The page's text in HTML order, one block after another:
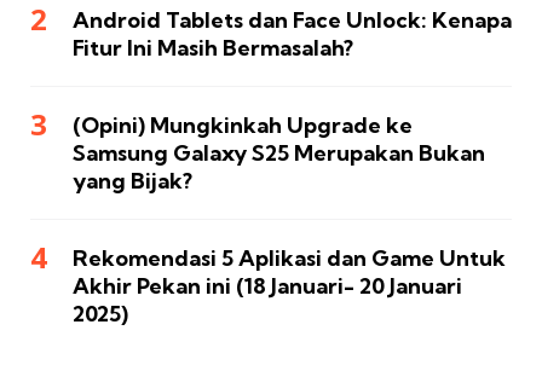
Android Tablets dan Face Unlock: Kenapa
Fitur Ini Masih Bermasalah?
(Opini) Mungkinkah Upgrade ke
Samsung Galaxy S25 Merupakan Bukan
yang Bijak?
Rekomendasi 5 Aplikasi dan Game Untuk
Akhir Pekan ini (18 Januari- 20 Januari
2025)